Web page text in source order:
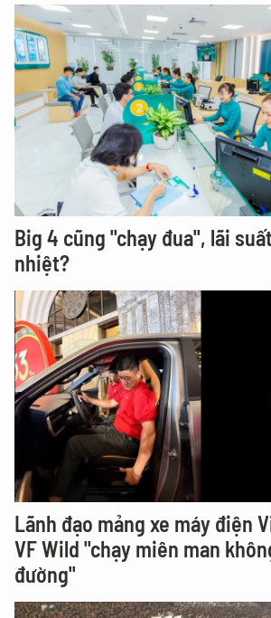
Big 4 cũng "chạy đua", lãi
nhiệt?
Lãnh đạo mảng xe máy điện
VF Wild "chạy miên man
đường"